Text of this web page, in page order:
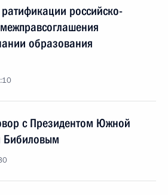
российско-
образования
с Президентом Южной
Бибиловым